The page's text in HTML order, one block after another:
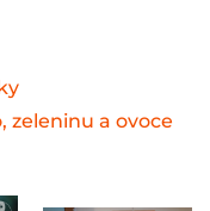
zeleninu a ovoce